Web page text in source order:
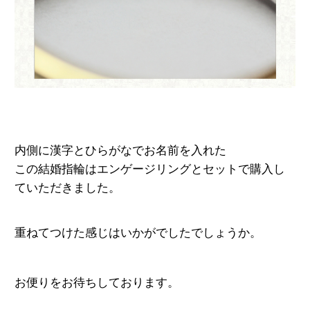
内側に漢字とひらがなでお名前を入れた
この結婚指輪はエンゲージリングとセットで購入し
ていただきました。
重ねてつけた感じはいかがでしたでしょうか。
お便りをお待ちしております。